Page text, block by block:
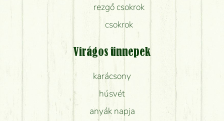
rezgő csokrok
csokrok
Virágos ünnepek
karácsony
húsvét
anyák napja